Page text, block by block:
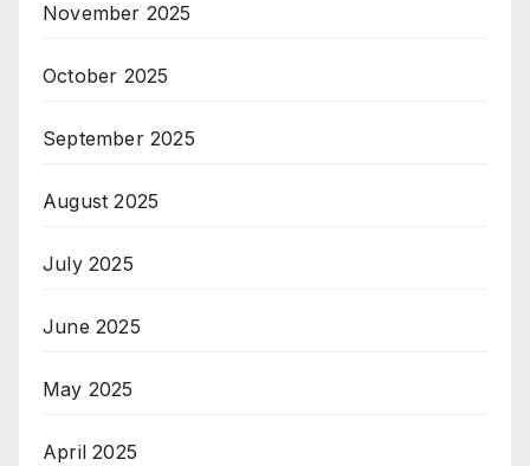
November 2025
October 2025
September 2025
August 2025
July 2025
June 2025
May 2025
April 2025